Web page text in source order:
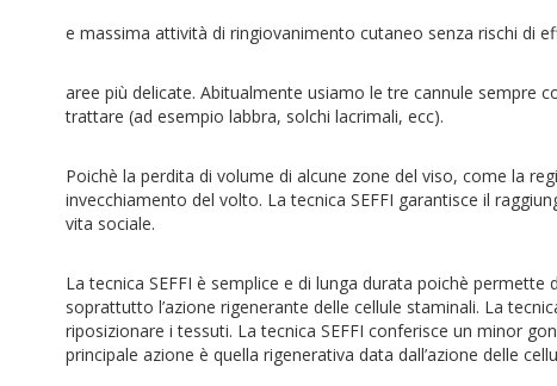
e massima attività di ringiovanimento cutaneo senza rischi di
aree più delicate. Abitualmente usiamo le tre cannule sempre
trattare (ad esempio labbra, solchi lacrimali, ecc).
Poichè la perdita di volume di alcune zone del viso, come la
invecchiamento del volto. La tecnica SEFFI garantisce il
vita sociale.
La tecnica SEFFI è semplice e di lunga durata poichè
soprattutto l’azione rigenerante delle cellule staminali. La
riposizionare i tessuti. La tecnica SEFFI conferisce un minor
principale azione è quella rigenerativa data dall’azione delle